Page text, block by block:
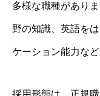
多様な職種があり
野の知識、英語を
ケーション能力な